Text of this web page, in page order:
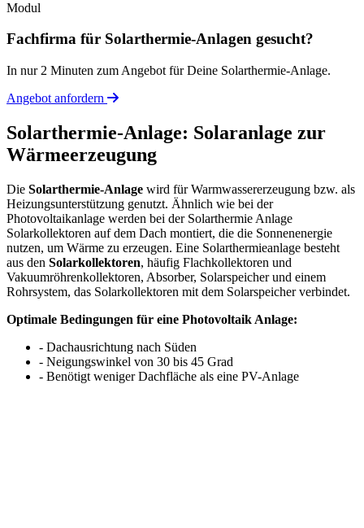
Fachfirma für Solarthermie-Anlagen gesucht?
In nur 2 Minuten zum Angebot für Deine Solarthermie-Anlage.
Angebot anfordern
Solarthermie-Anlage: Solaranlage zur
Wärmeerzeugung
Die Solarthermie-Anlage wird für Warmwassererzeugung bzw. als
Heizungsunterstützung genutzt. Ähnlich wie bei der
Photovoltaikanlage werden bei der Solarthermie Anlage
Solarkollektoren auf dem Dach montiert, die die Sonnenenergie
nutzen, um Wärme zu erzeugen. Eine Solarthermieanlage besteht
aus den Solarkollektoren, häufig Flachkollektoren und
Vakuumröhrenkollektoren, Absorber, Solarspeicher und einem
Rohrsystem, das Solarkollektoren mit dem Solarspeicher verbindet.
Optimale Bedingungen für eine Photovoltaik Anlage:
- Dachausrichtung nach Süden
- Neigungswinkel von 30 bis 45 Grad
- Benötigt weniger Dachfläche als eine PV-Anlage